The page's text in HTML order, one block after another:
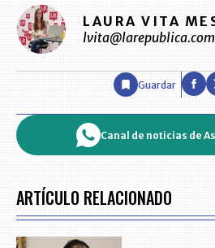
LAURA VITA
Guardar
Canal de noticias de
ARTÍCULO RELACIONADO